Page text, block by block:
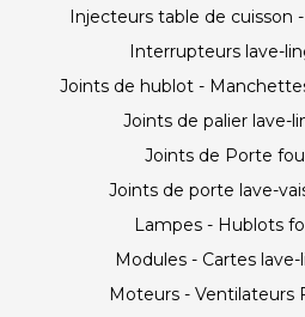
Injecteurs table de cuisson
Interrupteurs lave-
Joints de hublot -
Joints de palier lave-
Joints de Porte
Joints de porte lave-
Lampes - Hublots
Modules - Cartes
Moteurs - Ventilateurs